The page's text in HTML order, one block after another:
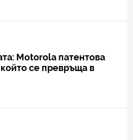
Motorola патентова
се превръща в